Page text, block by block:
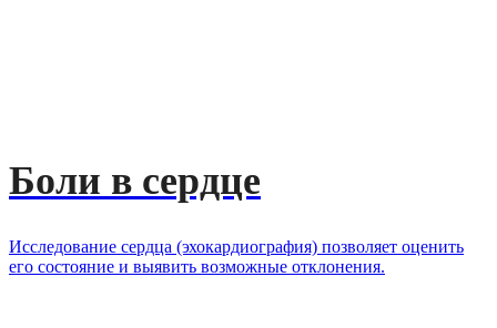
Боли в сердце
Исследование сердца (эхокардиография) позволяет оценить
его состояние и выявить возможные отклонения.